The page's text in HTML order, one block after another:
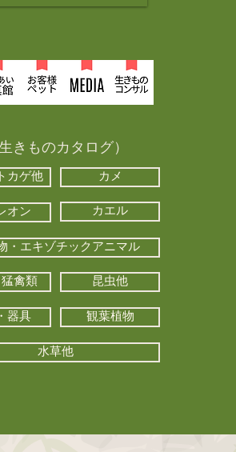
生きものカタログ）
カゲ他 カメ
オン カエル
・エキゾチックアニマル
禽類 昆虫他
器具 観葉植物
水草他